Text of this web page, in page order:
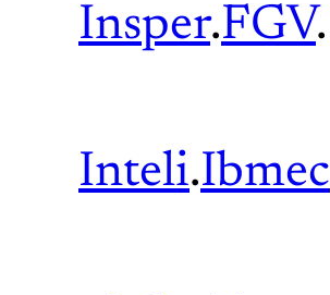
Insper.FGV.
Inteli.Ibmec